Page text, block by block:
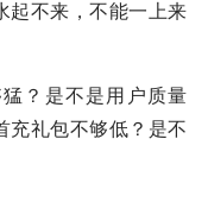
起不来，不能一上来
？是不是用户质量
充礼包不够低？是不